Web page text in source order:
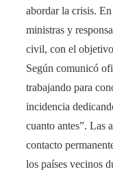
abordar la crisis​.
ministras y
civil, con el
Según comunicó
trabajando para
incidencia
cuanto antes”. Las
contacto
los países vecinos